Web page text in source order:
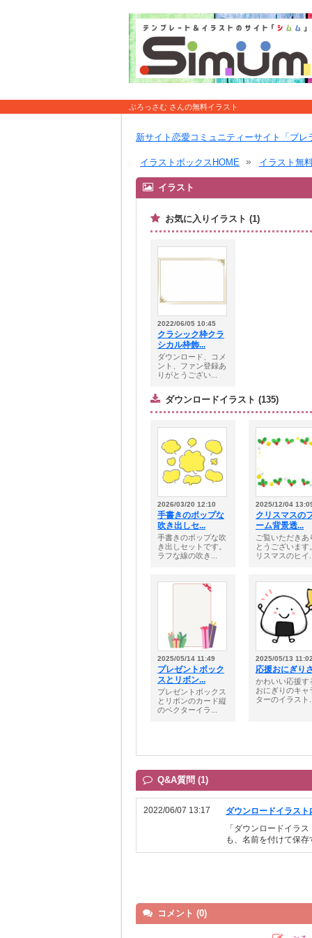
ぶろっさむ さんの無料イラスト
新サイト恋愛コミュニティーサイト「ブレ
イラストボックスHOME イラスト無
イラスト
お気に入りイラスト (1)
2022/06/05 10:45
クラシック枠クラ
シカル枠飾...
ダウンロード、コメ
ント、ファン登録あ
りがとうござい...
ダウンロードイラスト (135)
2026/03/20 12:10
手書きのポップな
吹き出しセ...
手書きのポップな吹
き出しセットです。
ラフな線の吹き...
2025/12/04
クリスマスの
ーム背景透...
ご覧いただきあ
とうございます
リスマスのヒイ
2025/05/14 11:49
プレゼントボック
スとリボン...
プレゼントボックス
とリボンのカード縦
のベクターイラ...
2025/05/13
応援おにぎり
かわいい応援
おにぎりのキャ
ターのイラスト
Q&A質問 (1)
2022/06/07 13:17
ダウンロードイラスト
「ダウンロードイラ
も、名前を付けて保
コメント (0)